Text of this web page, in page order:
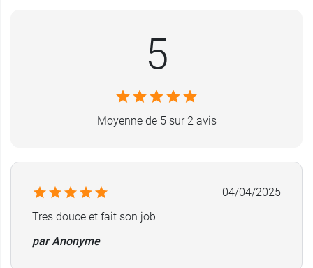
ballonnements
ou encore de douleurs ou de
contractures musculaires.
Pour votre confort, elle est également revêtue
housse déhoussable toute douce.
La bouillotte à eau en caoutchouc Cassandra est
maison. Elle saura vous apporter sa chaleur
douce bienfaisante et réconfortante dès que
5
Moyenne de 5 sur 2 avis
04/04/2025
Tres douce et fait son job
par Anonyme